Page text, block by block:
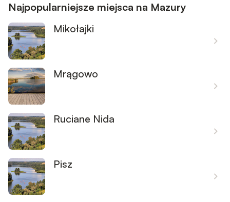
Najpopularniejsze miejsca na Mazury
Mikołajki
Mrągowo
Ruciane Nida
Pisz